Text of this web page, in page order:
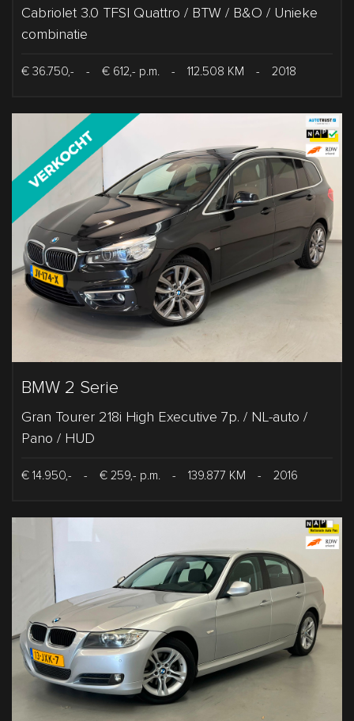
Cabriolet 3.0 TFSI Quattro / BTW / B&O / Unieke
combinatie
€ 36.750,- - € 612,- p.m. - 112.508 KM - 2018
BMW 2 Serie
Gran Tourer 218i High Executive 7p. / NL-auto /
Pano / HUD
€ 14.950,- - € 259,- p.m. - 139.877 KM - 2016